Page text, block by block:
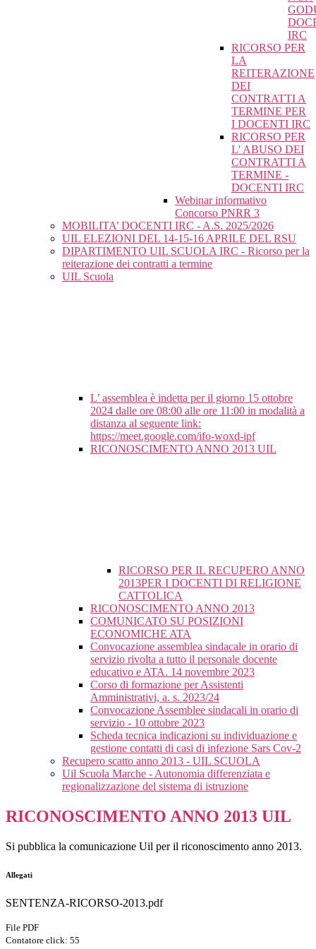
IRC
RICORSO PER
LA
REITERAZIONE
DEI
CONTRATTI A
TERMINE PER
I DOCENTI IRC
RICORSO PER
L' ABUSO DEI
CONTRATTI A
TERMINE -
DOCENTI IRC
Webinar informativo
Concorso PNRR 3
MOBILITA’ DOCENTI IRC - A.S. 2025/2026
UIL ELEZIONI DEL 14-15-16 APRILE DEL RSU
DIPARTIMENTO UIL SCUOLA IRC - Ricorso per la
reiterazione dei contratti a termine
UIL Scuola
L’ assemblea è indetta per il giorno 15 ottobre
2024 dalle ore 08:00 alle ore 11:00 in modalità a
distanza al seguente link:
https://meet.google.com/ifo-woxd-ipf
RICONOSCIMENTO ANNO 2013 UIL
RICORSO PER IL RECUPERO ANNO
2013PER I DOCENTI DI RELIGIONE
CATTOLICA
RICONOSCIMENTO ANNO 2013
COMUNICATO SU POSIZIONI
ECONOMICHE ATA
Convocazione assemblea sindacale in orario di
servizio rivolta a tutto il personale docente
educativo e ATA. 14 novembre 2023
Corso di formazione per Assistenti
Amministrativi, a. s. 2023/24
Convocazione Assemblee sindacali in orario di
servizio - 10 ottobre 2023
Scheda tecnica indicazioni su individuazione e
gestione contatti di casi di infezione Sars Cov-2
Recupero scatto anno 2013 - UIL SCUOLA
Uil Scuola Marche - Autonomia differenziata e
regionalizzazione del sistema di istruzione
RICONOSCIMENTO ANNO 2013 UIL
Si pubblica la comunicazione Uil per il riconoscimento anno 2013.
Allegati
SENTENZA-RICORSO-2013.pdf
File PDF
Contatore click: 55